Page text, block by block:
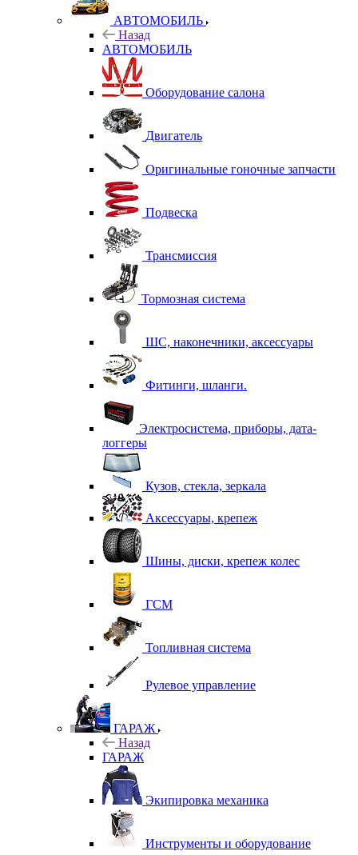
АВТОМОБИЛЬ
Назад
АВТОМОБИЛЬ
Оборудование салона
Двигатель
Оригинальные гоночные запчасти
Подвеска
Трансмиссия
Тормозная система
ШС, наконечники, аксессуары
Фитинги, шланги.
Электросистема, приборы, дата-
логгеры
Кузов, стекла, зеркала
Аксессуары, крепеж
Шины, диски, крепеж колес
ГСМ
Топливная система
Рулевое управление
ГАРАЖ
Назад
ГАРАЖ
Экипировка механика
Инструменты и оборудование